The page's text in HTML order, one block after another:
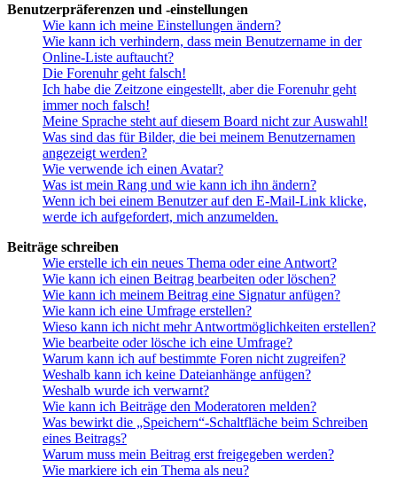
Benutzerpräferenzen und -einstellungen
Wie kann ich meine Einstellungen ändern?
Wie kann ich verhindern, dass mein Benutzername in der
Online-Liste auftaucht?
Die Forenuhr geht falsch!
Ich habe die Zeitzone eingestellt, aber die Forenuhr geht
immer noch falsch!
Meine Sprache steht auf diesem Board nicht zur Auswahl!
Was sind das für Bilder, die bei meinem Benutzernamen
angezeigt werden?
Wie verwende ich einen Avatar?
Was ist mein Rang und wie kann ich ihn ändern?
Wenn ich bei einem Benutzer auf den E-Mail-Link klicke,
werde ich aufgefordert, mich anzumelden.
Beiträge schreiben
Wie erstelle ich ein neues Thema oder eine Antwort?
Wie kann ich einen Beitrag bearbeiten oder löschen?
Wie kann ich meinem Beitrag eine Signatur anfügen?
Wie kann ich eine Umfrage erstellen?
Wieso kann ich nicht mehr Antwortmöglichkeiten erstellen?
Wie bearbeite oder lösche ich eine Umfrage?
Warum kann ich auf bestimmte Foren nicht zugreifen?
Weshalb kann ich keine Dateianhänge anfügen?
Weshalb wurde ich verwarnt?
Wie kann ich Beiträge den Moderatoren melden?
Was bewirkt die „Speichern“-Schaltfläche beim Schreiben
eines Beitrags?
Warum muss mein Beitrag erst freigegeben werden?
Wie markiere ich ein Thema als neu?